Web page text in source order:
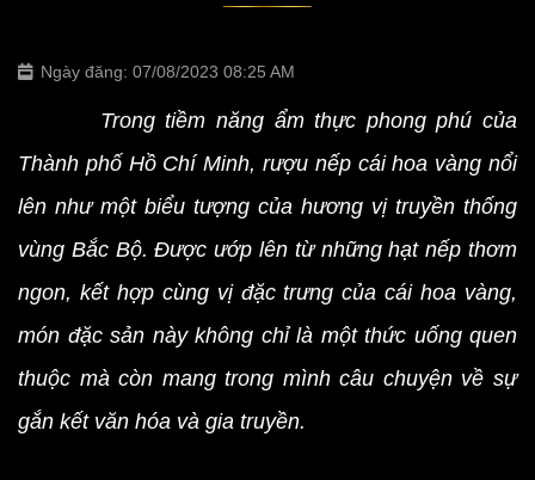
Ngày đăng: 07/08/2023 08:25 AM
Trong tiềm năng ẩm thực phong phú của
Thành phố Hồ Chí Minh,rượu nếp cáihoa vàng nổi
lên như một biểu tượng của hương vị truyền thống
vùng Bắc Bộ. Được ướp lên từ những hạt nếp thơm
ngon, kết hợp cùng vị đặc trưng của cái hoa vàng,
món đặc sản này không chỉ là một thức uống quen
thuộc mà còn mang trong mình câu chuyện về sự
gắn kết văn hóa và gia truyền.